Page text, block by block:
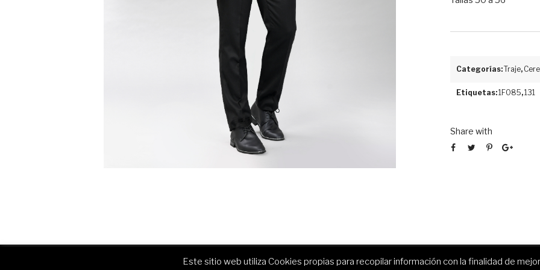
Categorías:Traje,
Etiquetas:1F085,131
Share with
Este sitio web utiliza Cookies propias para recopilar información con la finalidad de